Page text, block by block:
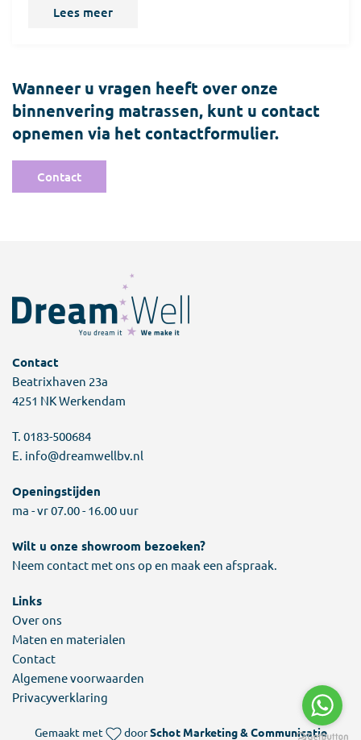
Lees meer
Wanneer u vragen heeft over onze
binnenvering matrassen, kunt u contact
opnemen via het contactformulier.
Contact
Contact
Beatrixhaven 23a
4251 NK Werkendam
T. 0183-500684
E. info@dreamwellbv.nl
Openingstijden
ma - vr 07.00 - 16.00 uur
Wilt u onze showroom bezoeken?
Neem contact met ons op en maak een afspraak.
Links
Over ons
Maten en materialen
Contact
Algemene voorwaarden
Privacyverklaring
Gemaakt met doorSchot Marketing & Communicatie